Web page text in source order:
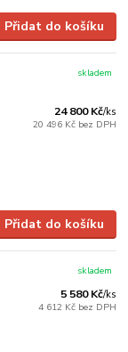
Přidat do košíku
24 800 Kč/ks
20 496 Kč bez DPH
skladem
Přidat do košíku
5 580 Kč/ks
4 612 Kč bez DPH
skladem